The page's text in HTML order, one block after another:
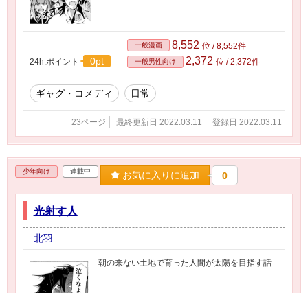
24h.ポイント 0pt
一般漫画 8,552 位 / 8,552件
一般男性向け 2,372 位 / 2,372件
ギャグ・コメディ 日常
23ページ 最終更新日 2022.03.11 登録日 2022.03.11
少年向け 連載中 お気に入りに追加 0
光射す人
北羽
朝の来ない土地で育った人間が太陽を目指す話